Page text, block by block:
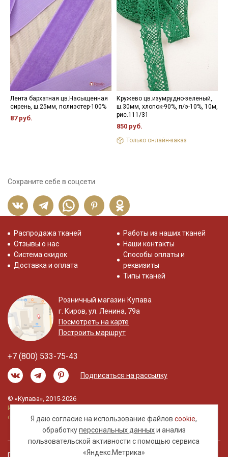
зависимости от настроек вашего монитора.
Лента бархатная цв.Насыщенная
сирень, ш.25мм, полиэстер-100%
87 руб.
Кружево цв.изумрудно-зеленый,
ш.30мм, хлопок-90%, п/э-10%, 10м,
рис.111/31
850 руб.
Только онлайн-заказ
Сохраните себе в соцсети
Я даю согласие на использование файловcookie,
обработкуперсональных данныхи анализ
пользовательской активности с помощью сервиса
«Яндекс.Метрика»
Распродажа тканей
Отзывы о нас
Система скидок
Доставка и оплата
Работы из наших тканей
Наши контакты
Способы оплаты и
реквизиты
Типы тканей
Розничный магазин Купава
г. Киров, ул. Ленина, 79а
Посмотреть на карте
Построить маршрут
+7 (800) 533-75-43
Подписаться на рассылку
© «Купава», 2015-2026
Информация на сайте не является публичной
офертой.